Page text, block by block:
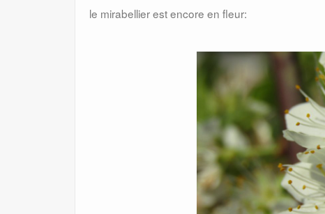
le mirabellier est encore en fleur: